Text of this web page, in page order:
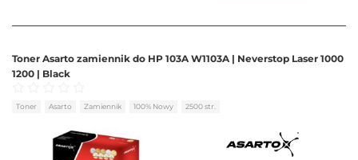
Toner Asarto zamiennik do HP 103A W1103A | Neverstop Laser 1000
1200 | Black
Oceniono 0na 5
Toner Asarto Zamiennik 100% Nowy 2500 str.